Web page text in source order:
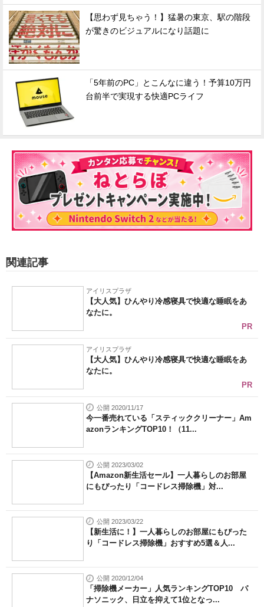
【思わず見ちゃう！】猛暑の東京、駅の階段
が驚きのビジュアルになり話題に
「5年前のPC」とこんなに違う！予算10万円
台前半で実現する快適PCライフ
関連記事
アイリスプラザ
【大人気】ひんやり冷感寝具で快適な睡眠をあ
なたに。
PR
アイリスプラザ
【大人気】ひんやり冷感寝具で快適な睡眠をあ
なたに。
PR
公開 2020/11/17
今一番売れている「スティッククリーナー」Am
azonランキングTOP10！（11...
公開 2023/03/02
【Amazon新生活セール】一人暮らしのお部屋
にもぴったり「コードレス掃除機」対...
公開 2023/03/22
【新生活に！】一人暮らしのお部屋にもぴった
り「コードレス掃除機」おすすめ5選＆人...
公開 2020/12/04
「掃除機メーカー」人気ランキングTOP10 パ
ナソニック、日立を抑えて1位となっ...